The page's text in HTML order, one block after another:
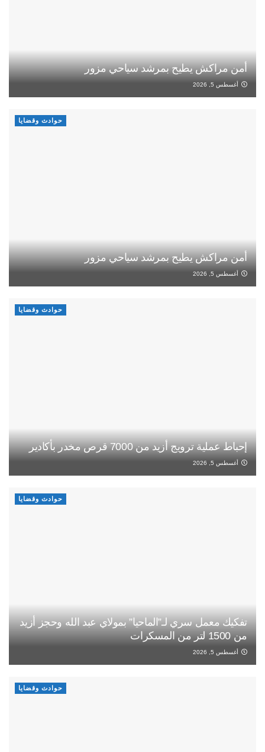
أمن مراكش يطيح بمرشد سياحي مزور
أغسطس 5, 2026
حوادث وقضايا
أمن مراكش يطيح بمرشد سياحي مزور
أغسطس 5, 2026
حوادث وقضايا
إحباط عملية ترويج أزيد من 7000 قرص مخدر بأكادير
أغسطس 5, 2026
حوادث وقضايا
تفكيك معمل سري لـ”الماحيا” بمولاي عبد الله وحجز أزيد
من 1500 لتر من المسكرات
أغسطس 5, 2026
حوادث وقضايا